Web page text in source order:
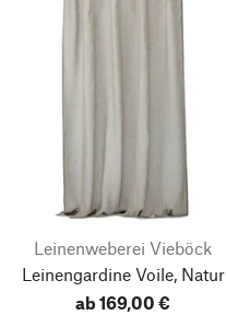
Leinenweberei Vieböck
Leinengardine Voile, Natur
ab 169,00 €